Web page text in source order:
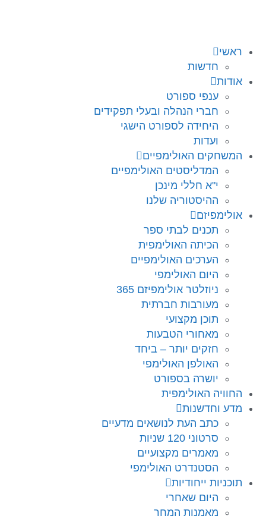
ראשי
חדשות
אודות
ענפי ספורט
חברי הנהלה ובעלי תפקידים
היחידה לספורט הישגי
ועדות
המשחקים האולימפיים
המדליסטים האולימפיים
י"א חללי מינכן
ההיסטוריה שלנו
אולימפיזם
תכנים לבתי ספר
הכיתה האולימפית
הערכים האולימפיים
היום האולימפי
ניוזלטר אולימפיזם 365
מעורבות חברתית
תוכן מקצועי
מאחורי הטבעות
חזקים יותר – ביחד
האולפן האולימפי
יושרה בספורט
החוויה האולימפית
מדע וחדשנות
כתב העת לנושאים מדעיים
סרטוני 120 שניות
מאמרים מקצועיים
הסטנדרט האולימפי
תוכניות ייחודיות
היום שאחרי
מאמנות המחר